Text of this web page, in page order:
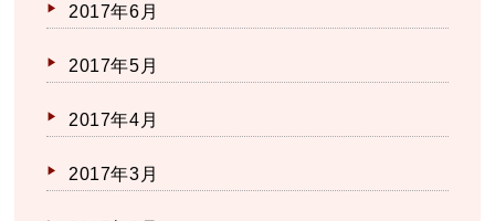
2017年6月
2017年5月
2017年4月
2017年3月